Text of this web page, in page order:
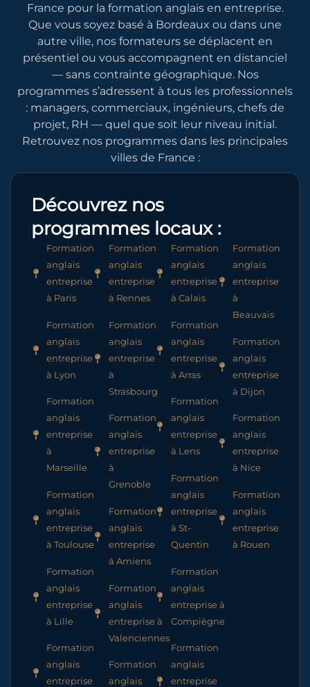
France pour la formation anglais en entreprise.
Que vous soyez basé à Bordeaux ou dans une
autre ville, nos formateurs se déplacent en
présentiel ou vous accompagnent en distanciel
— sans contrainte géographique. Nos
programmes s’adressent à tous les professionnels
: managers, commerciaux, ingénieurs, chefs de
projet, RH — quel que soit leur niveau initial.
Retrouvez nos programmes dans les principales
villes de France :
Découvrez nos
programmes locaux :
Formation
anglais
entreprise
à Paris
Formation
anglais
entreprise
à Lyon
Formation
anglais
entreprise
à
Marseille
Formation
anglais
entreprise
à Toulouse
Formation
anglais
entreprise
à Lille
Formation
anglais
entreprise
Formation
anglais
entreprise
à Rennes
Formation
anglais
entreprise
à
Strasbourg
Formation
anglais
entreprise
à
Grenoble
Formation
anglais
entreprise
à Amiens
Formation
anglais
entreprise à
Valenciennes
Formation
anglais
Formation
anglais
entreprise
à Calais
Formation
anglais
entreprise
à Arras
Formation
anglais
entreprise
à Lens
Formation
anglais
entreprise
à St-
Quentin
Formation
anglais
entreprise à
Compiègne
Formation
anglais
entreprise
Formation
anglais
entreprise
à
Beauvais
Formation
anglais
entreprise
à Dijon
Formation
anglais
entreprise
à Nice
Formation
anglais
entreprise
à Rouen